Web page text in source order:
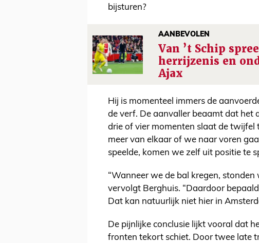
bijsturen?
AANBEVOLEN
Van ’t Schip
herrijzenis en
Ajax
Hij is momenteel immers de
de verf. De aanvaller beaamt dat het
drie of vier momenten slaat de twijfel
meer van elkaar of we naar voren
speelde, komen we zelf uit positie te
“Wanneer we de bal kregen,
vervolgt Berghuis. “Daardoor
Dat kan natuurlijk niet hier in
De pijnlijke conclusie lijkt vooral dat
fronten tekort schiet. Door twee late